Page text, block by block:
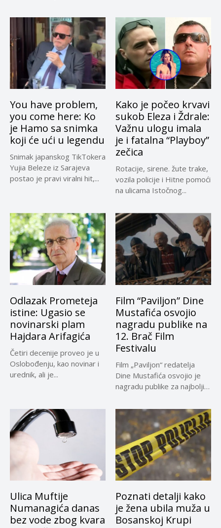
You have problem,
you come here: Ko
je Hamo sa snimka
koji će ući u legendu
Snimak japanskog TikTokera
Yujia Beleze iz Sarajeva
postao je pravi viralni hit,...
Kako je počeo krvavi
sukob Eleza i Ždrale:
Važnu ulogu imala
je i fatalna “Playboy”
zečica
Rotacije, sirene. žute trake,
vozila policije i Hitne pomoći
na ulicama Istočnog...
Odlazak Prometeja
istine: Ugasio se
novinarski plam
Hajdara Arifagića
Četiri decenije proveo je u
Oslobođenju, kao novinar i
urednik, ali je...
Film “Paviljon” Dine
Mustafića osvojio
nagradu publike na
12. Brač Film
Festivalu
Film „Paviljon“ redatelja
Dine Mustafića osvojio je
nagradu publike za najbolji
Ulica Muftije
Numanagića danas
bez vode zbog kvara
Poznati detalji kako
je žena ubila muža u
Bosanskoj Krupi